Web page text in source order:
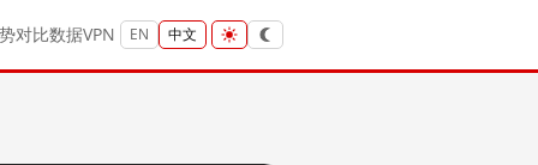
对比数据VPN EN 中文